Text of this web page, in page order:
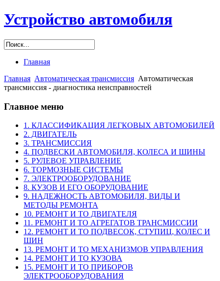
Устройство автомобиля
Главная
Главная Автоматическая трансмиссия Автоматическая
трансмиссия - диагностика неисправностей
Главное меню
1. КЛАССИФИКАЦИЯ ЛЕГКОВЫХ АВТОМОБИЛЕЙ
2. ДВИГАТЕЛЬ
3. ТРАНСМИССИЯ
4. ПОДВЕСКИ АВТОМОБИЛЯ, КОЛЕСА И ШИНЫ
5. РУЛЕВОЕ УПРАВЛЕНИЕ
6. ТОРМОЗНЫЕ СИСТЕМЫ
7. ЭЛЕКТРООБОРУДОВАНИЕ
8. КУЗОВ И ЕГО ОБОРУДОВАНИЕ
9. НАДЕЖНОСТЬ АВТОМОБИЛЯ, ВИДЫ И
МЕТОДЫ РЕМОНТА
10. РЕМОНТ И ТО ДВИГАТЕЛЯ
11. РЕМОНТ И ТО АГРЕГАТОВ ТРАНСМИССИИ
12. РЕМОНТ И ТО ПОДВЕСОК, СТУПИЦ, КОЛЕС И
ШИН
13. РЕМОНТ И ТО МЕХАНИЗМОВ УПРАВЛЕНИЯ
14. РЕМОНТ И ТО КУЗОВА
15. РЕМОНТ И ТО ПРИБОРОВ
ЭЛЕКТРООБОРУДОВАНИЯ